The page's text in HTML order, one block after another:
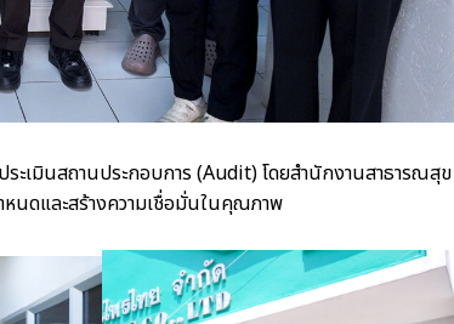
ะเมินสถานประกอบการ (Audit)โดยสำนักงานสาธารณสุข
นดและสร้างความเชื่อมั่นในคุณภาพ